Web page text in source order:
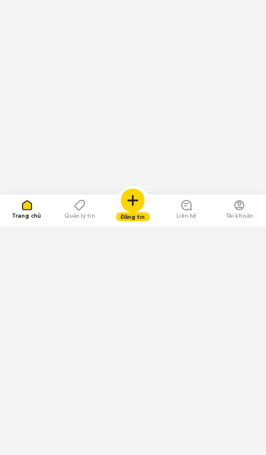
Trang chủ Quản lý tin Đăng tin Liên hệ Tài khoản